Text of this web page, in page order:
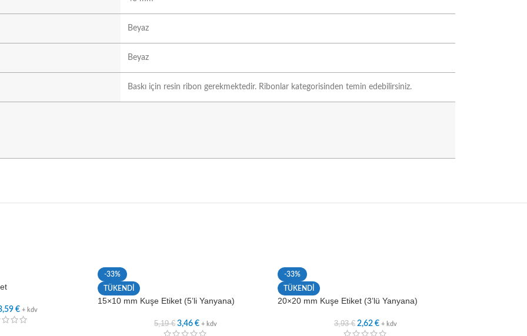
Beyaz
Beyaz
Baskı için resin ribon gerekmektedir. Ribonlar kategorisinden temin edebilirsiniz.
€ + kdv
-33%
TÜKENDİ
15×10 mm Kuşe Etiket (5’li Yanyana)
5,19€ 3,46€ + kdv
-33%
TÜKENDİ
20×20 mm Kuşe Etiket (3’lü Yanyana)
3,93€ 2,62 € + kdv